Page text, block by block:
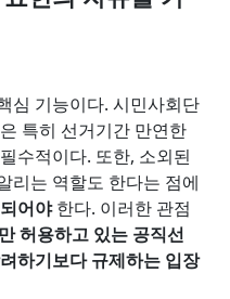
심 기능이다. 시민사회단
특히 선거기간 만연한
수적이다. 또한, 소외된
리는 역할도 한다는 점에
어야한다. 이러한 관점
허용하고 있는 공직선
하기보다 규제하는 입장